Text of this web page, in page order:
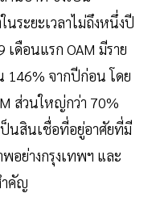
ระยะเวลาไม่ถึงหนึ่งปี
ดือนแรก OAM มีราย
146% จากปีก่อน โดย
ส่วนใหญ่กว่า 70%
นสินเชื่อที่อยู่อาศัยที่มี
ย่างกรุงเทพฯ และ
คัญ